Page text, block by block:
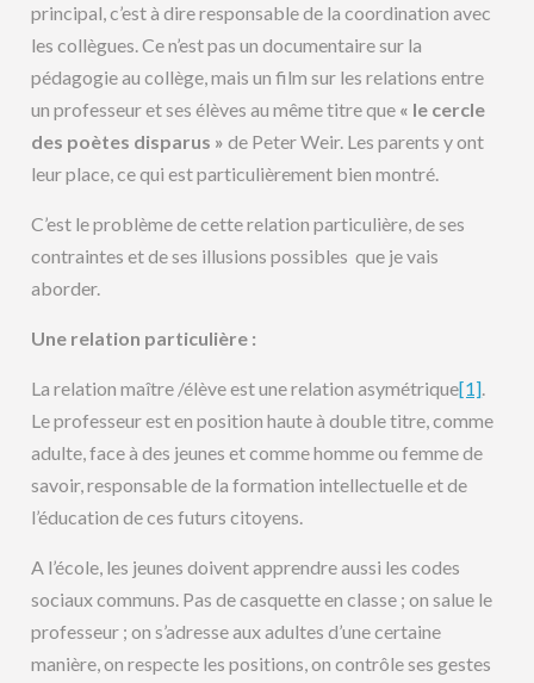
principal, c’est à dire responsable de la coordination avec
les collègues. Ce n’est pas un documentaire sur la
pédagogie au collège, mais un film sur les relations entre
un professeur et ses élèves au même titre que « le cercle
des poètes disparus » de Peter Weir. Les parents y ont
leur place, ce qui est particulièrement bien montré.
C’est le problème de cette relation particulière, de ses
contraintes et de ses illusions possibles que je vais
aborder.
Une relation particulière :
La relation maître /élève est une relation asymétrique[1].
Le professeur est en position haute à double titre, comme
adulte, face à des jeunes et comme homme ou femme de
savoir, responsable de la formation intellectuelle et de
l’éducation de ces futurs citoyens.
A l’école, les jeunes doivent apprendre aussi les codes
sociaux communs. Pas de casquette en classe ; on salue le
professeur ; on s’adresse aux adultes d’une certaine
manière, on respecte les positions, on contrôle ses gestes